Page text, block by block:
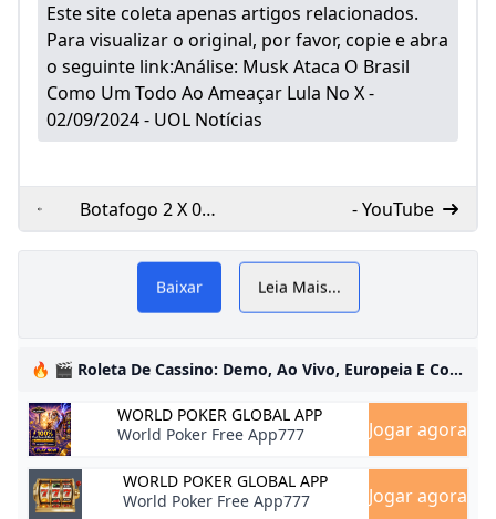
Este site coleta apenas artigos relacionados.
Para visualizar o original, por favor, copie e abra
o seguinte link:Análise: Musk Ataca O Brasil
Como Um Todo Ao Ameaçar Lula No X -
02/09/2024 - UOL Notícias
Botafogo 2 X 0
Fortaleza _GOOOL!
IGOR JESUS -
31/08/2024 - UOL
Esporte
- YouTube
Baixar Leia Mais...
🔥 🎬 Roleta De Cassino: Demo, Ao Vivo, Europeia E Como Jogar 🎁
WORLD POKER GLOBAL APP
World Poker Free App777
Jogar agora
WORLD POKER GLOBAL APP
World Poker Free App777
Jogar agora